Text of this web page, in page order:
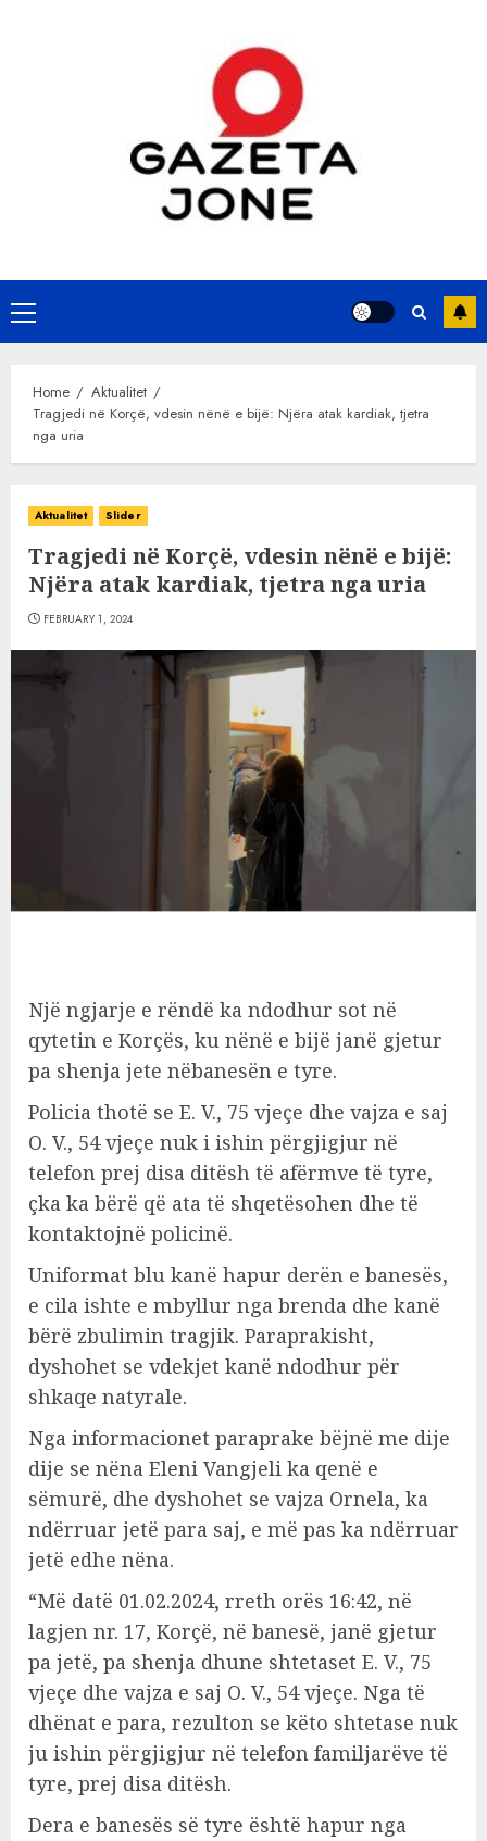
Primary
Menu
Home
Aktualitet
Tragjedi në Korçë, vdesin nënë e bijë: Njëra atak kardiak, tjetra
nga uria
Aktualitet Slider
Tragjedi në Korçë, vdesin nënë e bijë:
Njëra atak kardiak, tjetra nga uria
FEBRUARY 1, 2024
Një ngjarje e rëndë ka ndodhur sot në
qytetin e Korçës, ku nënë e bijë janë gjetur
pa shenja jete nëbanesën e tyre.
Policia thotë se E. V., 75 vjeçe dhe vajza e saj
O. V., 54 vjeçe nuk i ishin përgjigjur në
telefon prej disa ditësh të afërmve të tyre,
çka ka bërë që ata të shqetësohen dhe të
kontaktojnë policinë.
Uniformat blu kanë hapur derën e banesës,
e cila ishte e mbyllur nga brenda dhe kanë
bërë zbulimin tragjik. Paraprakisht,
dyshohet se vdekjet kanë ndodhur për
shkaqe natyrale.
Nga informacionet paraprake bëjnë me dije
dije se nëna Eleni Vangjeli ka qenë e
sëmurë, dhe dyshohet se vajza Ornela, ka
ndërruar jetë para saj, e më pas ka ndërruar
jetë edhe nëna.
“Më datë 01.02.2024, rreth orës 16:42, në
lagjen nr. 17, Korçë, në banesë, janë gjetur
pa jetë, pa shenja dhune shtetaset E. V., 75
vjeçe dhe vajza e saj O. V., 54 vjeçe. Nga të
dhënat e para, rezulton se këto shtetase nuk
ju ishin përgjigjur në telefon familjarëve të
tyre, prej disa ditësh.
Dera e banesës së tyre është hapur nga